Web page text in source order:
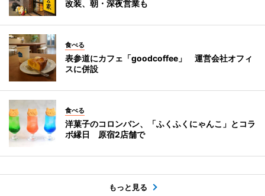
改装、朝・深夜営業も
食べる
表参道にカフェ「goodcoffee」 運営会社オフィ
スに併設
食べる
洋菓子のコロンバン、「ふくふくにゃんこ」とコラ
ボ縁日 原宿2店舗で
もっと見る